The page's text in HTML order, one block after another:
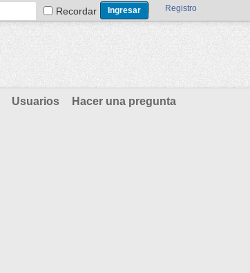
Recordar Registro
Usuarios Hacer una pregunta